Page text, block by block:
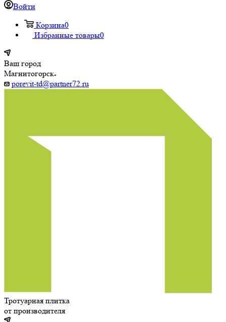
Войти
Корзина0
Избранные товары0
Ваш город
Магнитогорск
porevit-td@partner72.ru
Тротуарная плитка
от производителя